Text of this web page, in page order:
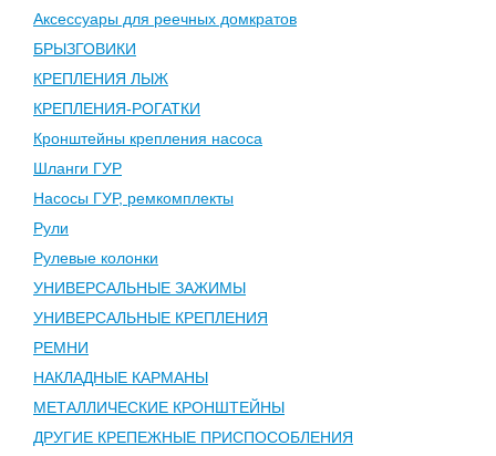
Аксессуары для реечных домкратов
БРЫЗГОВИКИ
КРЕПЛЕНИЯ ЛЫЖ
КРЕПЛЕНИЯ-РОГАТКИ
Кронштейны крепления насоса
Шланги ГУР
Насосы ГУР, ремкомплекты
Рули
Рулевые колонки
УНИВЕРСАЛЬНЫЕ ЗАЖИМЫ
УНИВЕРСАЛЬНЫЕ КРЕПЛЕНИЯ
РЕМНИ
НАКЛАДНЫЕ КАРМАНЫ
МЕТАЛЛИЧЕСКИЕ КРОНШТЕЙНЫ
ДРУГИЕ КРЕПЕЖНЫЕ ПРИСПОСОБЛЕНИЯ